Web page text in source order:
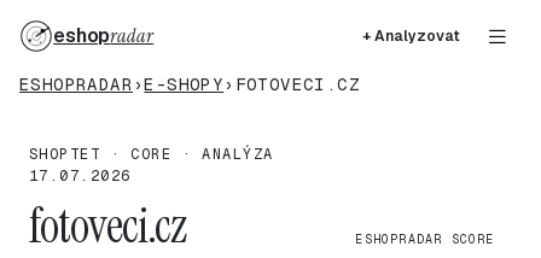
eshopradar + Analyzovat
ESHOPRADAR ›E-SHOPY › FOTOVECI.CZ
SHOPTET · CORE · ANALÝZA
17.07.2026
fotoveci.cz ESHOPRADAR SCORE